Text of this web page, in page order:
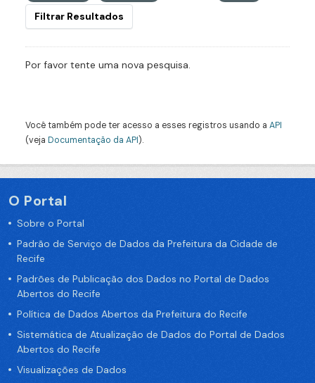
Filtrar Resultados
Por favor tente uma nova pesquisa.
Você também pode ter acesso a esses registros usando a API
(veja Documentação da API).
O Portal
Sobre o Portal
Padrão de Serviço de Dados da Prefeitura da Cidade de
Recife
Padrões de Publicação dos Dados no Portal de Dados
Abertos do Recife
Política de Dados Abertos da Prefeitura do Recife
Sistemática de Atualização de Dados do Portal de Dados
Abertos do Recife
Visualizações de Dados